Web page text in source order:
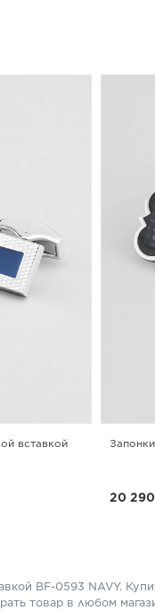
вставкой
20
До -
BF-0593 NAVY.
товар в любом